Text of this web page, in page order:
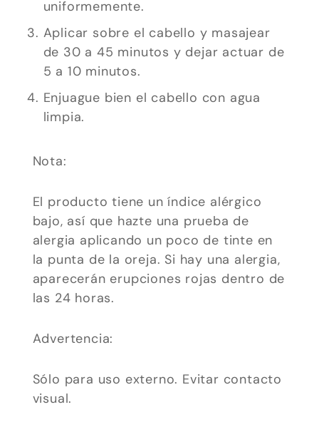
uniformemente.
Aplicar sobre el cabello y masajear
de 30 a 45 minutos y dejar actuar de
5 a 10 minutos.
Enjuague bien el cabello con agua
limpia.
Nota:
El producto tiene un índice alérgico
bajo, así que hazte una prueba de
alergia aplicando un poco de tinte en
la punta de la oreja. Si hay una alergia,
aparecerán erupciones rojas dentro de
las 24 horas.
Advertencia:
Sólo para uso externo. Evitar contacto
visual.
Marketing
Al compartir tus
comportamiento
ver contenido y
ofertas
personalizados.